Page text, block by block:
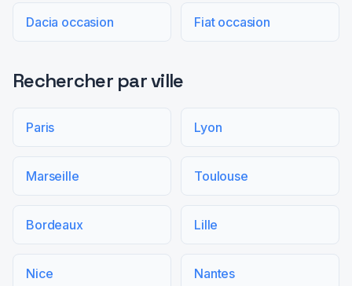
Dacia occasion Fiat occasion
Rechercher par ville
Paris Lyon
Marseille Toulouse
Bordeaux Lille
Nice Nantes